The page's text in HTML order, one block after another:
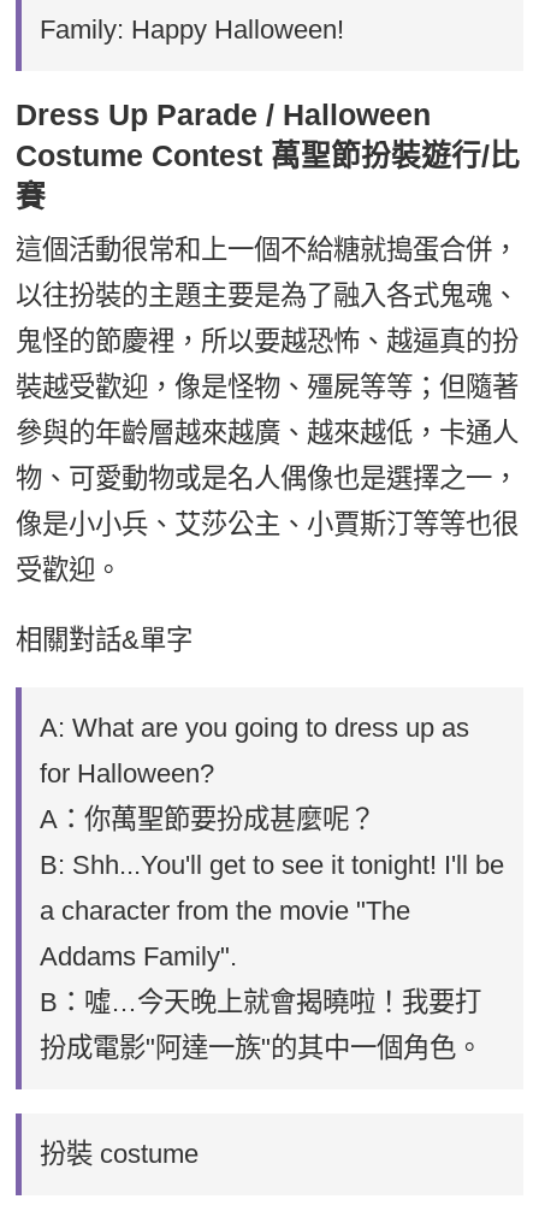
Family: Happy Halloween!
Dress Up Parade / Halloween
Costume Contest 萬聖節扮裝遊行/比
賽
這個活動很常和上一個不給糖就搗蛋合併，
以往扮裝的主題主要是為了融入各式鬼魂、
鬼怪的節慶裡，所以要越恐怖、越逼真的扮
裝越受歡迎，像是怪物、殭屍等等；但隨著
參與的年齡層越來越廣、越來越低，卡通人
物、可愛動物或是名人偶像也是選擇之一，
像是小小兵、艾莎公主、小賈斯汀等等也很
受歡迎。
相關對話&單字
A: What are you going to dress up as
for Halloween?
A：你萬聖節要扮成甚麼呢？
B: Shh...You'll get to see it tonight! I'll be
a character from the movie "The
Addams Family".
B：噓…今天晚上就會揭曉啦！我要打
扮成電影"阿達一族"的其中一個角色。
扮裝 costume